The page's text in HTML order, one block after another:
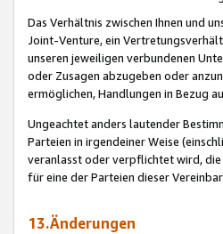
Das Verhältnis zwischen Ihnen und
Joint-Venture, ein
unseren jeweiligen verbundenen
oder Zusagen abzugeben oder
ermöglichen, Handlungen in Bezug
Ungeachtet anders lautender
Parteien in irgendeiner Weise
veranlasst oder verpflichtet wird,
für eine der Parteien dieser
13.Änderungen